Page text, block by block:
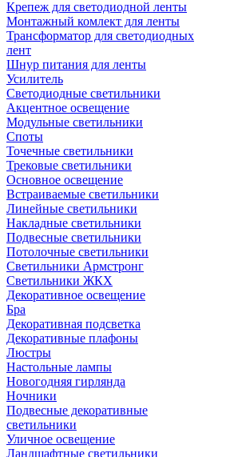
Крепеж для светодиодной ленты
Монтажный комлект для ленты
Трансформатор для светодиодных
лент
Шнур питания для ленты
Усилитель
Светодиодные светильники
Акцентное освещение
Модульные светильники
Споты
Точечные светильники
Трековые светильники
Основное освещение
Встраиваемые светильники
Линейные светильники
Накладные светильники
Подвесные светильники
Потолочные светильники
Светильники Армстронг
Светильники ЖКХ
Декоративное освещение
Бра
Декоративная подсветка
Декоративные плафоны
Люстры
Настольные лампы
Новогодняя гирлянда
Ночники
Подвесные декоративные
светильники
Уличное освещение
Ландшафтные светильники